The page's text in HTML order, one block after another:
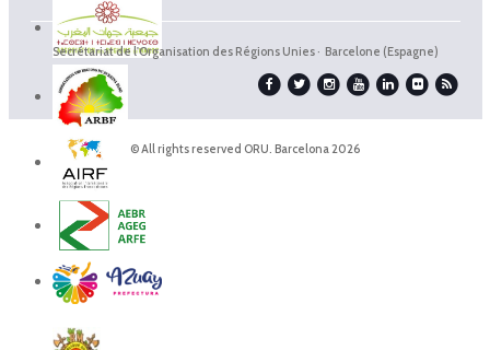
Secrétariat de l'Organisation des Régions Unies · Barcelone (Espagne)
© All rights reserved ORU. Barcelona 2026